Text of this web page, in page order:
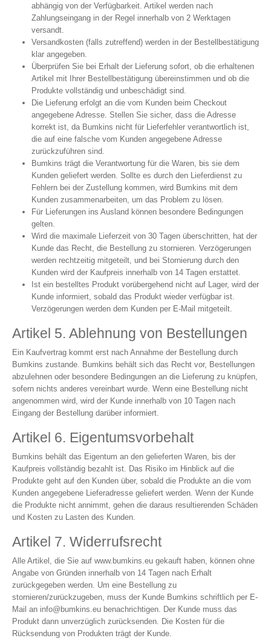
abhängig von der Verfügbarkeit. Artikel werden nach
Zahlungseingang in der Regel innerhalb von 2 Werktagen
versandt.
Versandkosten (falls zutreffend) werden in der Bestellbestätigung
klar angegeben.
Überprüfen Sie bei Erhalt der Lieferung sofort, ob die erhaltenen
Artikel mit Ihrer Bestellbestätigung übereinstimmen und ob die
Produkte vollständig und unbeschädigt sind.
Die Lieferung erfolgt an die vom Kunden beim Checkout
angegebene Adresse. Stellen Sie sicher, dass die Adresse
korrekt ist, da Bumkins nicht für Lieferfehler verantwortlich ist,
die auf eine falsche vom Kunden angegebene Adresse
zurückzuführen sind.
Bumkins trägt die Verantwortung für die Waren, bis sie dem
Kunden geliefert werden. Sollte es durch den Lieferdienst zu
Fehlern bei der Zustellung kommen, wird Bumkins mit dem
Kunden zusammenarbeiten, um das Problem zu lösen.
Für Lieferungen ins Ausland können besondere Bedingungen
gelten.
Wird die maximale Lieferzeit von 30 Tagen überschritten, hat der
Kunde das Recht, die Bestellung zu stornieren. Verzögerungen
werden rechtzeitig mitgeteilt, und bei Stornierung durch den
Kunden wird der Kaufpreis innerhalb von 14 Tagen erstattet.
Ist ein bestelltes Produkt vorübergehend nicht auf Lager, wird der
Kunde informiert, sobald das Produkt wieder verfügbar ist.
Verzögerungen werden dem Kunden per E-Mail mitgeteilt.
Artikel 5. Ablehnung von Bestellungen
Ein Kaufvertrag kommt erst nach Annahme der Bestellung durch
Bumkins zustande. Bumkins behält sich das Recht vor, Bestellungen
abzulehnen oder besondere Bedingungen an die Lieferung zu knüpfen,
sofern nichts anderes vereinbart wurde. Wenn eine Bestellung nicht
angenommen wird, wird der Kunde innerhalb von 10 Tagen nach
Eingang der Bestellung darüber informiert.
Artikel 6. Eigentumsvorbehalt
Bumkins behält das Eigentum an den gelieferten Waren, bis der
Kaufpreis vollständig bezahlt ist. Das Risiko im Hinblick auf die
Produkte geht auf den Kunden über, sobald die Produkte an die vom
Kunden angegebene Lieferadresse geliefert werden. Wenn der Kunde
die Produkte nicht annimmt, gehen die daraus resultierenden Schäden
und Kosten zu Lasten des Kunden.
Artikel 7. Widerrufsrecht
Alle Artikel, die Sie auf www.bumkins.eu gekauft haben, können ohne
Angabe von Gründen innerhalb von 14 Tagen nach Erhalt
zurückgegeben werden. Um eine Bestellung zu
stornieren/zurückzugeben, muss der Kunde Bumkins schriftlich per E-
Mail an info@bumkins.eu benachrichtigen. Der Kunde muss das
Produkt dann unverzüglich zurücksenden. Die Kosten für die
Rücksendung von Produkten trägt der Kunde.